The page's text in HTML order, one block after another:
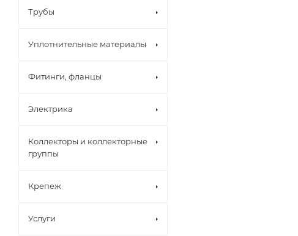
Трубы
Уплотнительные материалы
Фитинги, фланцы
Электрика
Коллекторы и коллекторные
группы
Крепеж
Услуги